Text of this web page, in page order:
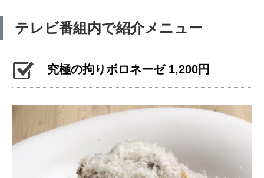
テレビ番組内で紹介メニュー
究極の拘りボロネーゼ 1,200円